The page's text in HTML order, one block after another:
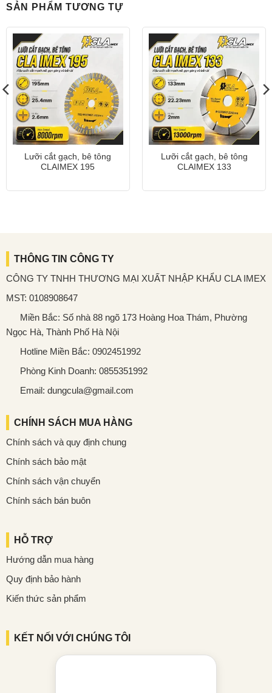
SẢN PHẨM TƯƠNG TỰ
Lưỡi cắt gạch, bê tông
CLAIMEX 195
Lưỡi cắt gạch, bê tông
CLAIMEX 133
THÔNG TIN CÔNG TY
CÔNG TY TNHH THƯƠNG MẠI XUẤT NHẬP KHẨU CLA IMEX
MST: 0108908647
Miền Bắc: Số nhà 88 ngõ 173 Hoàng Hoa Thám, Phường
Ngọc Hà, Thành Phố Hà Nội
Hotline Miền Bắc: 0902451992
Phòng Kinh Doanh: 0855351992
Email: dungcula@gmail.com
CHÍNH SÁCH MUA HÀNG
Chính sách và quy định chung
Chính sách bảo mật
Chính sách vận chuyển
Chính sách bán buôn
HỖ TRỢ
Hướng dẫn mua hàng
Quy định bảo hành
Kiến thức sản phẩm
KẾT NỐI VỚI CHÚNG TÔI